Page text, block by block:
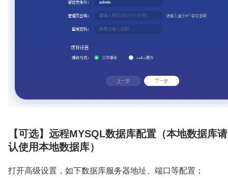
【可选】远程MYSQL数据库配置（本地数据库
认使用本地数据库）
打开高级设置，如下数据库服务器地址、端口等配置；